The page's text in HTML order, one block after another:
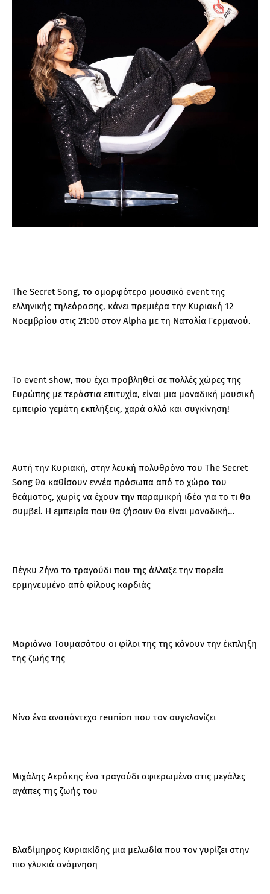
The Secret Song, το ομορφότερο μουσικό event της
ελληνικής τηλεόρασης, κάνει πρεμιέρα την Κυριακή 12
Νοεμβρίου στις 21:00 στον Alpha με τη Ναταλία Γερμανού.
Το event show, που έχει προβληθεί σε πολλές χώρες της
Ευρώπης με τεράστια επιτυχία, είναι μια μοναδική μουσική
εμπειρία γεμάτη εκπλήξεις, χαρά αλλά και συγκίνηση!
Αυτή την Κυριακή, στην λευκή πολυθρόνα του The Secret
Song θα καθίσουν εννέα πρόσωπα από το χώρο του
θεάματος, χωρίς να έχουν την παραμικρή ιδέα για το τι θα
συμβεί. Η εμπειρία που θα ζήσουν θα είναι μοναδική…
Πέγκυ Ζήνα το τραγούδι που της άλλαξε την πορεία
ερμηνευμένο από φίλους καρδιάς
Μαριάννα Τουμασάτου οι φίλοι της της κάνουν την έκπληξη
της ζωής της
Νίνο ένα αναπάντεχο reunion που τον συγκλονίζει
Μιχάλης Αεράκης ένα τραγούδι αφιερωμένο στις μεγάλες
αγάπες της ζωής του
Βλαδίμηρος Κυριακίδης μια μελωδία που τον γυρίζει στην
πιο γλυκιά ανάμνηση